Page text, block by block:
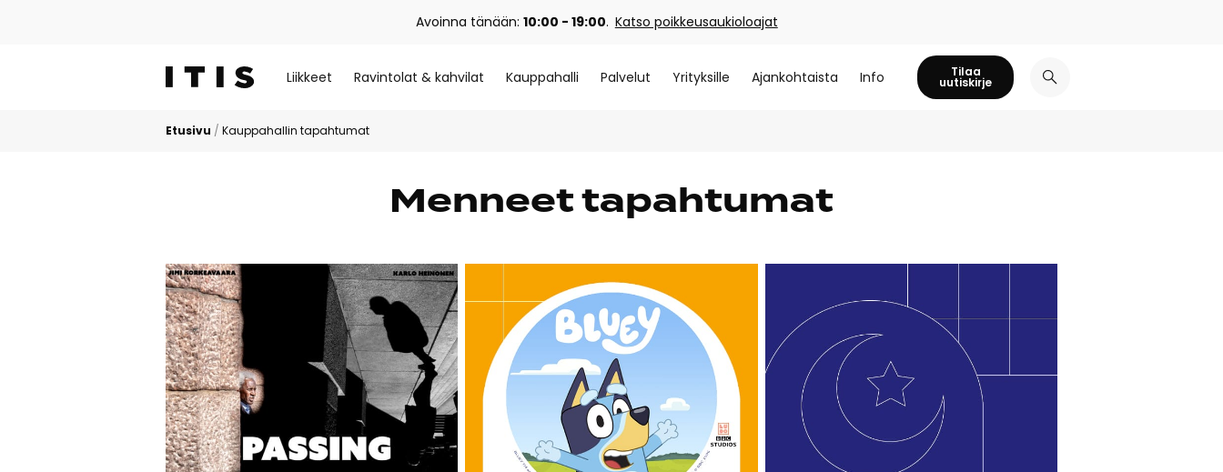
Avoinna tänään: 10:00 - 19:00. Katso poikkeusaukioloajat
Liikkeet Ravintolat & kahvilat Kauppahalli Palvelut Yrityksille Ajankohtaista Info Tilaa
uutiskirje
Etusivu / Kauppahallin tapahtumat
Menneet tapahtumat